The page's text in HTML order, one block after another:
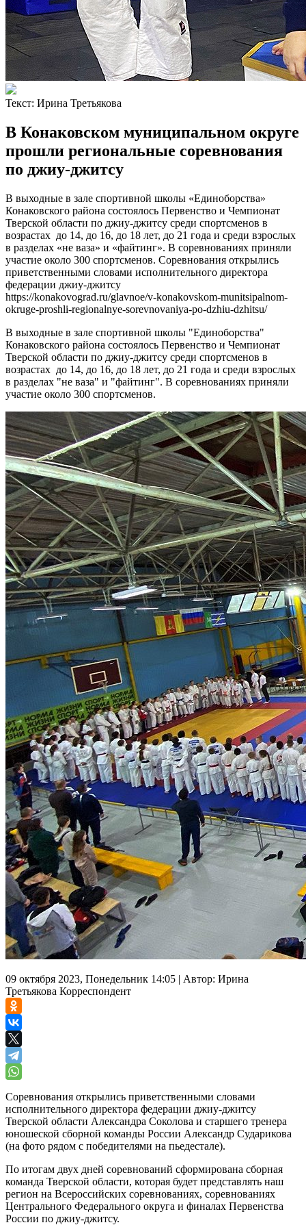
Текст: Ирина Третьякова
В Конаковском муниципальном округе
прошли региональные соревнования
по джиу-джитсу
В выходные в зале спортивной школы «Единоборства»
Конаковского района состоялось Первенство и Чемпионат
Тверской области по джиу-джитсу среди спортсменов в
возрастах до 14, до 16, до 18 лет, до 21 года и среди взрослых
в разделах «не ваза» и «файтинг». В соревнованиях приняли
участие около 300 спортсменов. Соревнования открылись
приветственными словами исполнительного директора
федерации джиу-джитсу
https://konakovograd.ru/glavnoe/v-konakovskom-munitsipalnom-
okruge-proshli-regionalnye-sorevnovaniya-po-dzhiu-dzhitsu/
В выходные в зале спортивной школы "Единоборства"
Конаковского района состоялось Первенство и Чемпионат
Тверской области по джиу-джитсу среди спортсменов в
возрастах до 14, до 16, до 18 лет, до 21 года и среди взрослых
в разделах "не ваза" и "файтинг". В соревнованиях приняли
участие около 300 спортсменов.
09 октября 2023, Понедельник 14:05 | Автор: Ирина
Третьякова Корреспондент
Соревнования открылись приветственными словами
исполнительного директора федерации джиу-джитсу
Тверской области Александра Соколова и старшего тренера
юношеской сборной команды России Александр Сударикова
(на фото рядом с победителями на пьедестале).
По итогам двух дней соревнований сформирована сборная
команда Тверской области, которая будет представлять наш
регион на Всероссийских соревнованиях, соревнованиях
Центрального Федерального округа и финалах Первенства
России по джиу-джитсу.